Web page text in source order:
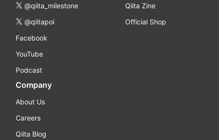
@qiita_milestone
@qiitapoi
Facebook
YouTube
Podcast
Qiita Zine
Official Shop
Company
About Us
Careers
Qiita Blog